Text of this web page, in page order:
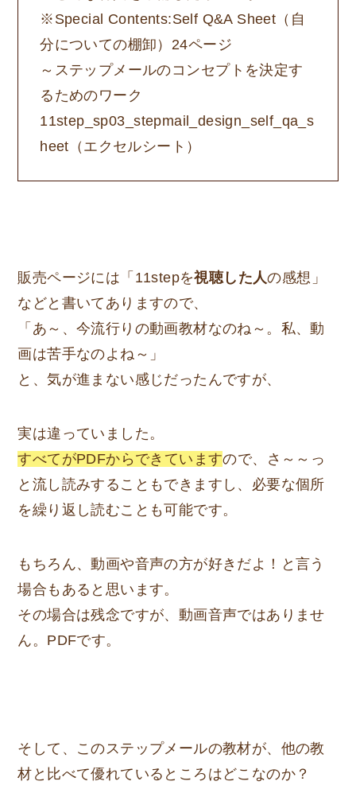
※Special Contents:Self Q&A Sheet（自
分についての棚卸）24ページ
～ステップメールのコンセプトを決定す
るためのワーク
11step_sp03_stepmail_design_self_qa_s
heet（エクセルシート）
販売ページには「11stepを視聴した人の感想」
などと書いてありますので、
「あ～、今流行りの動画教材なのね～。私、動
画は苦手なのよね～」
と、気が進まない感じだったんですが、
実は違っていました。
すべてがPDFからできていますので、さ～～っ
と流し読みすることもできますし、必要な個所
を繰り返し読むことも可能です。
もちろん、動画や音声の方が好きだよ！と言う
場合もあると思います。
その場合は残念ですが、動画音声ではありませ
ん。PDFです。
そして、このステップメールの教材が、他の教
材と比べて優れているところはどこなのか？